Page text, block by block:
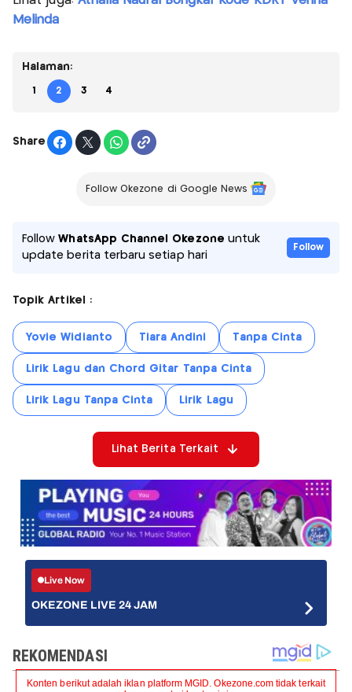
Melinda
Halaman:
1 2 3 4
Share
Follow Okezone di Google News
FollowWhatsApp Channel Okezone untuk
update berita terbaru setiap hari
Follow
Topik Artikel :
Yovie Widianto Tiara Andini Tanpa Cinta
Lirik Lagu dan Chord Gitar Tanpa Cinta
Lirik Lagu Tanpa Cinta Lirik Lagu
Lihat Berita Terkait
Live Now
OKEZONE LIVE 24 JAM